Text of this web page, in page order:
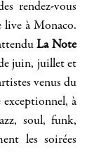
rendez-vous
live à Monaco.
La Note
juin, juillet et
venus du
à
soul, funk,
les soirées